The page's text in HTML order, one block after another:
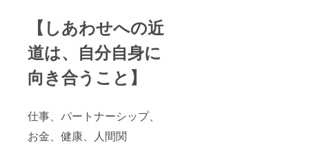
【しあわせへの近
道は、自分自身に
向き合うこと】
仕事、パートナーシップ、
お金、健康、人間関